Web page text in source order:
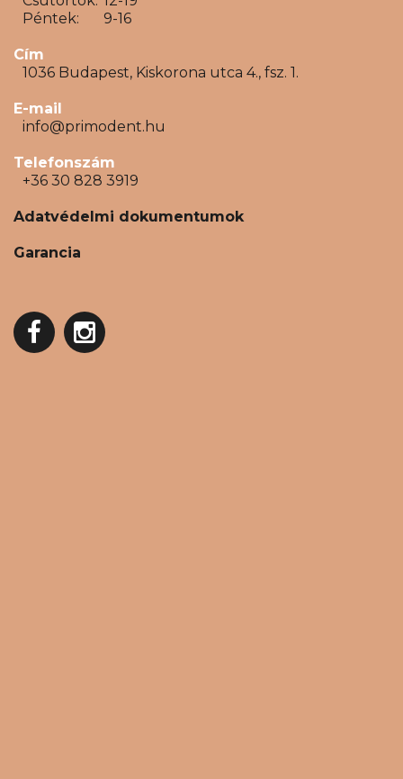
Péntek:
9-16
Cím
1036 Budapest, Kiskorona utca 4., fsz. 1.
E-mail
info@primodent.hu
Telefonszám
+36 30 828 3919
Adatvédelmi dokumentumok
Garancia